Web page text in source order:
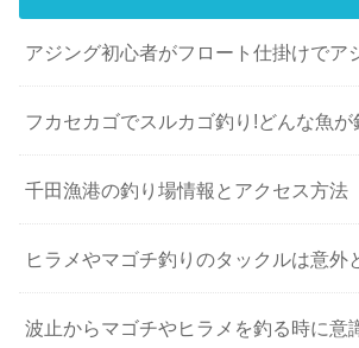
アジング初心者がフロート仕掛けでア
フカセカゴでスルカゴ釣り!どんな魚が
千田漁港の釣り場情報とアクセス方法
ヒラメやマゴチ釣りのタックルは意外
波止からマゴチやヒラメを釣る時に意